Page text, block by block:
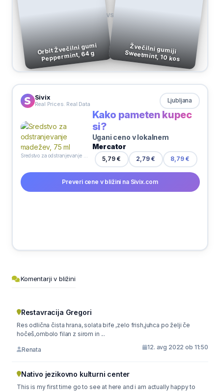
Orbit Žvečilni gumi
Peppermint, 64 g
VS
Žvečilni gumiji
Sweetmint, 10 kos
Sivix
Real Prices. Real Data Ljubljana
Kako pameten kupec
si?
Ugani ceno v lokalnem
Mercator
5,79 € 2,79 € 8,79 €
Preveri cene v bližini na Sivix.com
Komentarji v bližini
Restavracija Gregori
Res odlična čista hrana, solata bife ,zelo frish,juhca po želji če
hočeš,ombolo filan z sirom in ...
Renata 12. avg 2022 ob 11:50
Nativo jezikovno kulturni center
This is my first time go to see at here and i am actually happy to